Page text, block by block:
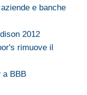
e banche
2012
rimuove il
a BBB